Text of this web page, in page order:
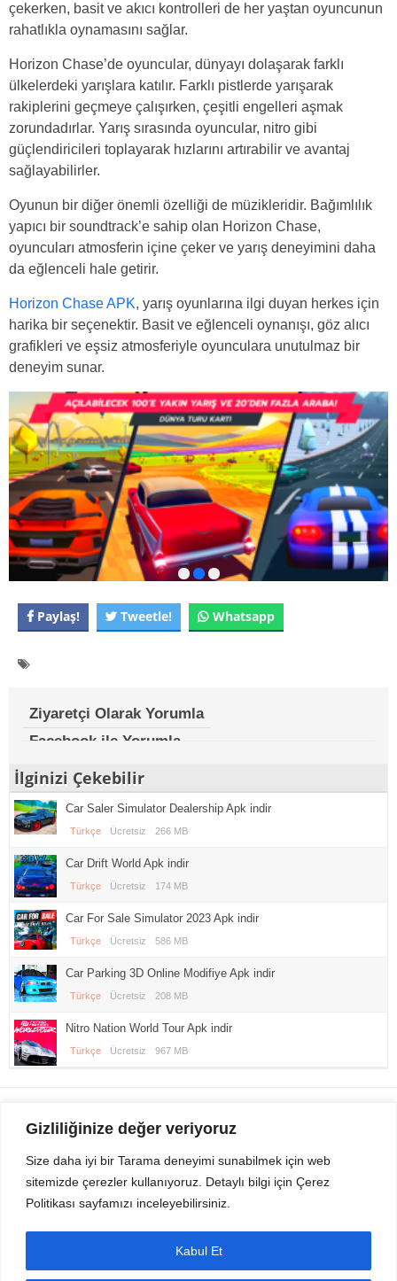
Gizliliğinize değer veriyoruz
Size daha iyi bir Tarama deneyimi sunabilmek için web
sitemizde çerezler kullanıyoruz. Detaylı bilgi için Çerez
Politikası sayfamızı inceleyebilirsiniz.
Kabul Et
çekerken, basit ve akıcı kontrolleri de her yaştan oyuncunun
rahatlıkla oynamasını sağlar.
Horizon Chase’de oyuncular, dünyayı dolaşarak farklı
ülkelerdeki yarışlara katılır. Farklı pistlerde yarışarak
rakiplerini geçmeye çalışırken, çeşitli engelleri aşmak
zorundadırlar. Yarış sırasında oyuncular, nitro gibi
güçlendiricileri toplayarak hızlarını artırabilir ve avantaj
sağlayabilirler.
Oyunun bir diğer önemli özelliği de müzikleridir. Bağımlılık
yapıcı bir soundtrack’e sahip olan Horizon Chase,
oyuncuları atmosferin içine çeker ve yarış deneyimini daha
da eğlenceli hale getirir.
Horizon Chase APK, yarış oyunlarına ilgi duyan herkes için
harika bir seçenektir. Basit ve eğlenceli oynanışı, göz alıcı
grafikleri ve eşsiz atmosferiyle oyunculara unutulmaz bir
deneyim sunar.
Paylaş! Tweetle! Whatsapp
Ziyaretçi Olarak Yorumla
Facebook ile Yorumla
İlginizi Çekebilir
Car Saler Simulator Dealership Apk indir
Türkçe Ücretsiz 266 MB
Car Drift World Apk indir
Türkçe Ücretsiz 174 MB
Car For Sale Simulator 2023 Apk indir
Türkçe Ücretsiz 586 MB
Car Parking 3D Online Modifiye Apk indir
Türkçe Ücretsiz 208 MB
Nitro Nation World Tour Apk indir
Türkçe Ücretsiz 967 MB
Gezi Seyahat indirvip apk
Sitemizden Son sürüm Program, Android Uygulama, Android Oyun, Apk
Dosyalarını indirip güvenle bilgisayar ve cep telefonlarınızda kullanabilirsiniz.